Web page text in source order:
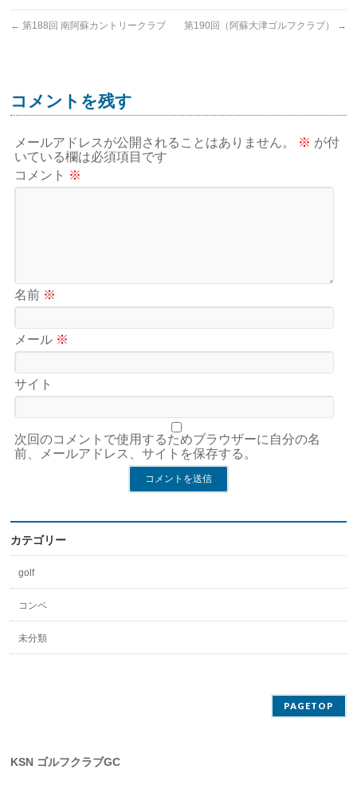
← 第188回 南阿蘇カントリークラブ 第190回（阿蘇大津ゴルフクラブ） →
コメントを残す
メールアドレスが公開されることはありません。 ※ が付
いている欄は必須項目です
コメント ※
名前 ※
メール ※
サイト
次回のコメントで使用するためブラウザーに自分の名
前、メールアドレス、サイトを保存する。
カテゴリー
golf
コンペ
未分類
PAGETOP
KSN ゴルフクラブGC